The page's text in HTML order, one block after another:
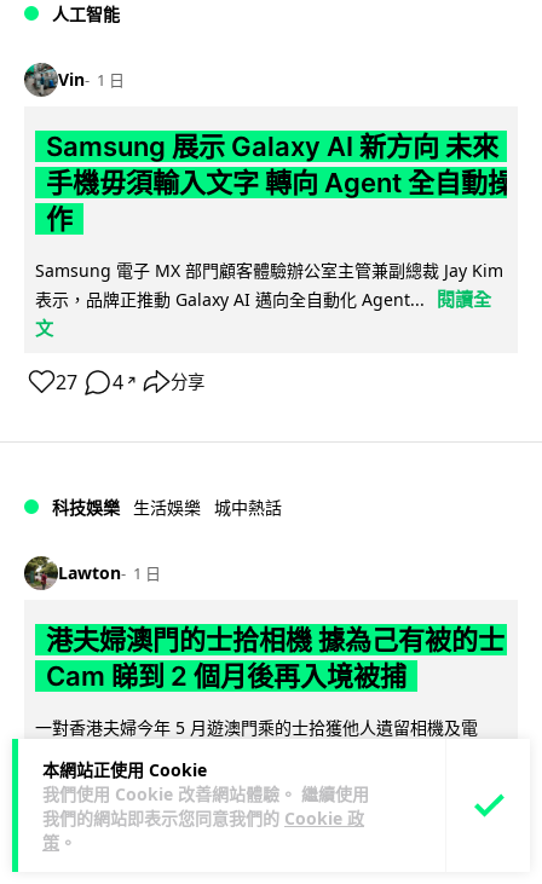
本網站正使用 Cookie
我們使用 Cookie 改善網站體驗。 繼續使用
我們的網站即表示您同意我們的 Cookie 政
策 。
人工智能
Vin 1 日
Samsung 展示 Galaxy AI 新方向 未來
手機毋須輸入文字 轉向 Agent 全自動操
作
Samsung 電子 MX 部門顧客體驗辦公室主管兼副總裁 Jay Kim
表示，品牌正推動 Galaxy AI 邁向全自動化 Agent...
閱讀全
文
27 4 ↗ 分享
科技娛樂 生活娛樂 城中熱話
Lawton 1 日
港夫婦澳門的士拾相機 據為己有被的士
Cam 睇到 2 個月後再入境被捕
一對香港夫婦今年 5 月遊澳門乘的士拾獲他人遺留相機及電
次入境澳門時，被治安警察局...
閱讀全文
532